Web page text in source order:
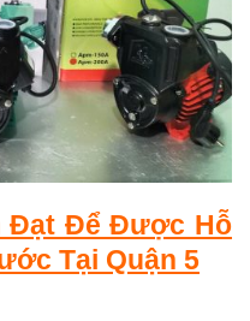
Đạt Để Được Hỗ
Tại Quận 5